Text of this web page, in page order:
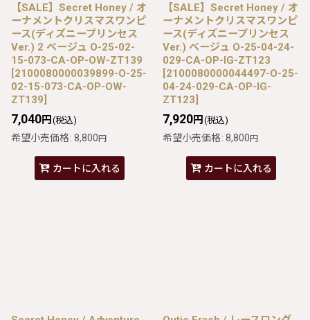
【SALE】Secret Honey / オ
ーナメントクリスマスワンピ
ース(ディズニープリンセス
Ver.) 2 ベージュ O-25-02-
15-073-CA-OP-OW-ZT139
[2100080000039899-O-25-
02-15-073-CA-OP-OW-
ZT139]
7,040円 (税込)
希望小売価格: 8,800円
カートに入れる
【SALE】Secret Honey / オ
ーナメントクリスマスワンピ
ース(ディズニープリンセス
Ver.) ベージュ O-25-04-24-
029-CA-OP-IG-ZT123
[2100080000044497-O-25-
04-24-029-CA-OP-IG-
ZT123]
7,920円 (税込)
希望小売価格: 8,800円
カートに入れる